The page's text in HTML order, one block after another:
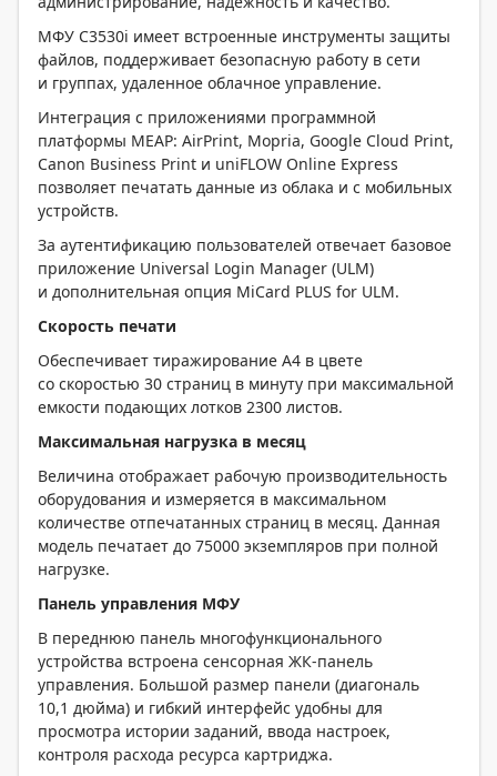
МФУ C3530i имеет встроенные инструменты защиты
файлов, поддерживает безопасную работу в сети
и группах, удаленное облачное управление.
Интеграция с приложениями программной
платформы MEAP: AirPrint, Mopria, Google Cloud Print,
Canon Business Print и uniFLOW Online Express
позволяет печатать данные из облака и с мобильных
устройств.
За аутентификацию пользователей отвечает базовое
приложение Universal Login Manager (ULM)
и дополнительная опция MiCard PLUS for ULM.
Скорость печати
Обеспечивает тиражирование А4 в цвете
со скоростью 30 страниц в минуту при максимальной
емкости подающих лотков 2300 листов.
Максимальная нагрузка в месяц
Величина отображает рабочую производительность
оборудования и измеряется в максимальном
количестве отпечатанных страниц в месяц. Данная
модель печатает до 75000 экземпляров при полной
нагрузке.
Панель управления МФУ
В переднюю панель многофункционального
устройства встроена сенсорная ЖК-панель
управления. Большой размер панели (диагональ
10,1 дюйма) и гибкий интерфейс удобны для
просмотра истории заданий, ввода настроек,
контроля расхода ресурса картриджа.